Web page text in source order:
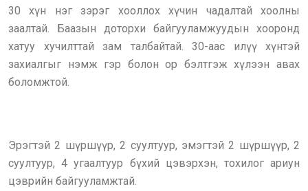
30 хүн нэг зэрэг хооллох хүчин чадалтай хоолны
заалтай. Баазын доторхи байгууламжуудын хооронд
хатуу хучилттай зам талбайтай. 30-аас илүү хүнтэй
захиалгыг нэмж гэр болон ор бэлтгэж хүлээн авах
боломжтой.
Эрэгтэй 2 шүршүүр, 2 суултуур, эмэгтэй 2 шүршүүр, 2
суултуур, 4 угаалтуур бүхий цэвэрхэн, тохилог ариун
цэврийн байгууламжтай.